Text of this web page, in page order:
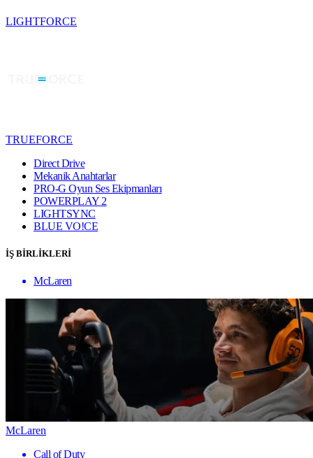
LIGHTFORCE
TRUEFORCE
Direct Drive
Mekanik Anahtarlar
PRO-G Oyun Ses Ekipmanları
POWERPLAY 2
LIGHTSYNC
BLUE VO!CE
İŞ BİRLİKLERİ
McLaren
McLaren
Call of Duty